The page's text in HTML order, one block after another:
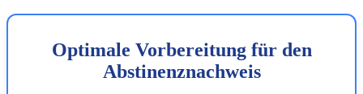
Optimale Vorbereitung für den
Abstinenznachweis